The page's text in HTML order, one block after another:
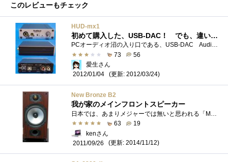
このレビューもチェック
HUD-mx1
初めて購入した、USB-DAC！ でも、違いが分からない orz
PCオーディオ沼の入り口である、USB-DAC AudinstHUD-mx1ヘッドホンアンプ を購入しました。★ 製品特徴 ★ ※メーカーサイトより抜粋◇ 24bit/96k...
73
56
愛生さん
2012/01/04
(更新: 2012/03/24)
New Bronze B2
我が家のメインフロントスピーカー
63
19
kenさん
2011/09/26
(更新: 2014/11/12)